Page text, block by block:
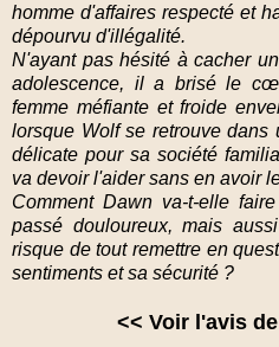
homme d'affaires respecté et
dépourvu d'illégalité.
N'ayant pas hésité à cacher
adolescence, il a brisé le
femme méfiante et froide
lorsque Wolf se retrouve dans
délicate pour sa société
va devoir l'aider sans en avoir
Comment Dawn va-t-elle
passé douloureux, mais
risque de tout remettre en
sentiments et sa sécurité ?
<< Voir l'avis